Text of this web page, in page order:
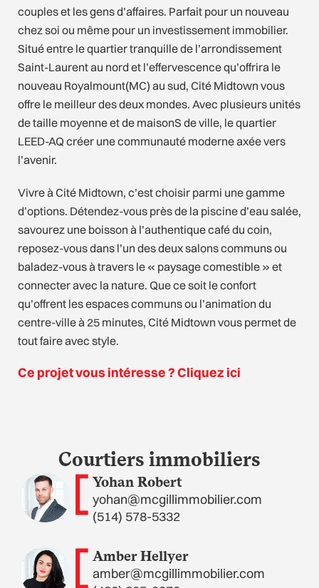
couples et les gens d’affaires. Parfait pour un nouveau
chez soi ou même pour un investissement immobilier.
Situé entre le quartier tranquille de l’arrondissement
Saint-Laurent au nord et l’effervescence qu’offrira le
nouveau Royalmount(MC) au sud, Cité Midtown vous
offre le meilleur des deux mondes. Avec plusieurs unités
de taille moyenne et de maisonS de ville, le quartier
LEED-AQ créer une communauté moderne axée vers
l’avenir.
Vivre à Cité Midtown, c’est choisir parmi une gamme
d’options. Détendez-vous près de la piscine d’eau salée,
savourez une boisson à l’authentique café du coin,
reposez-vous dans l’un des deux salons communs ou
baladez-vous à travers le « paysage comestible » et
connecter avec la nature. Que ce soit le confort
qu’offrent les espaces communs ou l’animation du
centre-ville à 25 minutes, Cité Midtown vous permet de
tout faire avec style.
Ce projet vous intéresse ? Cliquez ici
Courtiers immobiliers
Yohan Robert
yohan@mcgillimmobilier.com
(514) 578-5332
Amber Hellyer
amber@mcgillimmobilier.com